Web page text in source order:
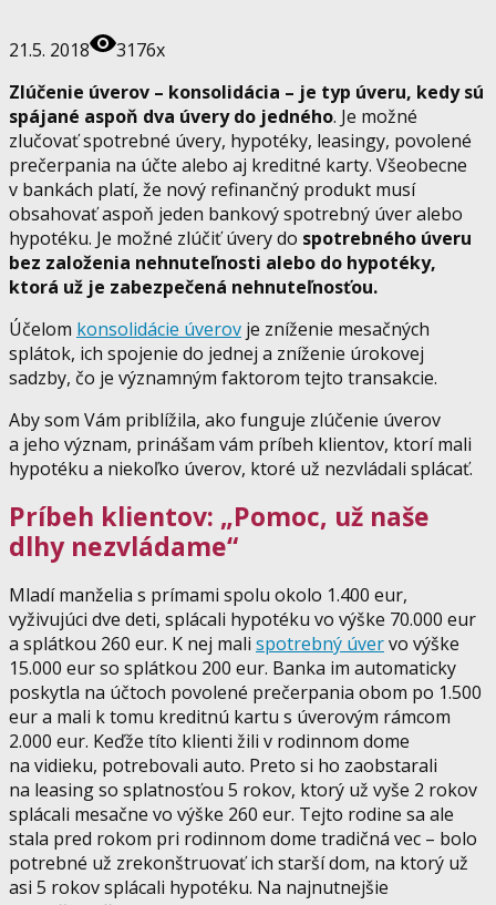
21.5. 2018
3176x
Zlúčenie úverov – konsolidácia – je typ úveru, kedy sú
spájané aspoň dva úvery do jedného. Je možné
zlučovať spotrebné úvery, hypotéky, leasingy, povolené
prečerpania na účte alebo aj kreditné karty. Všeobecne
v bankách platí, že nový refinančný produkt musí
obsahovať aspoň jeden bankový spotrebný úver alebo
hypotéku. Je možné zlúčiť úvery do spotrebného úveru
bez založenia nehnuteľnosti alebo do hypotéky,
ktorá už je zabezpečená nehnuteľnosťou.
Účelom konsolidácie úverov je zníženie mesačných
splátok, ich spojenie do jednej a zníženie úrokovej
sadzby, čo je významným faktorom tejto transakcie.
Aby som Vám priblížila, ako funguje zlúčenie úverov
a jeho význam, prinášam vám príbeh klientov, ktorí mali
hypotéku a niekoľko úverov, ktoré už nezvládali splácať.
Príbeh klientov: „Pomoc, už naše
dlhy nezvládame“
Mladí manželia s prímami spolu okolo 1.400 eur,
vyživujúci dve deti, splácali hypotéku vo výške 70.000 eur
a splátkou 260 eur. K nej mali spotrebný úvervo výške
15.000 eur so splátkou 200 eur. Banka im automaticky
poskytla na účtoch povolené prečerpania obom po 1.500
eur a mali k tomu kreditnú kartu s úverovým rámcom
2.000 eur. Keďže títo klienti žili v rodinnom dome
na vidieku, potrebovali auto. Preto si ho zaobstarali
na leasing so splatnosťou 5 rokov, ktorý už vyše 2 rokov
splácali mesačne vo výške 260 eur. Tejto rodine sa ale
stala pred rokom pri rodinnom dome tradičná vec – bolo
potrebné už zrekonštruovať ich starší dom, na ktorý už
asi 5 rokov splácali hypotéku. Na najnutnejšie